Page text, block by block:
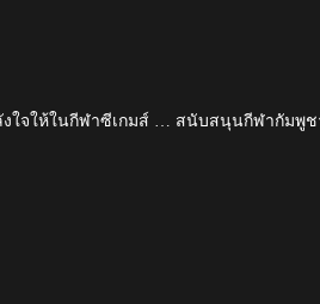
ใจให้ในกีฬาซีเกมส์ … สนับสนุนกีฬากัมพูช